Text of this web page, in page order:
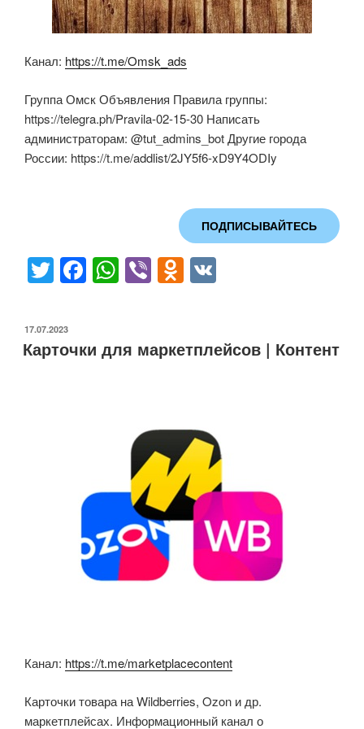
Канал: https://t.me/Omsk_ads
Группа Омск Объявления Правила группы:
https://telegra.ph/Pravila-02-15-30 Написать
администраторам: @tut_admins_bot Другие города
России: https://t.me/addlist/2JY5f6-xD9Y4ODIy
ПОДПИСЫВАЙТЕСЬ
T
wi
tt
er
F
a
e
W
h
s
Vi
b
O
d
o
ss
ni
ki
ОПУБЛИКОВАНО
17.07.2023
Карточки для маркетплейсов | Контент
Канал: https://t.me/marketplacecontent
Карточки товара на Wildberries, Ozon и др.
маркетплейсах. Информационный канал о